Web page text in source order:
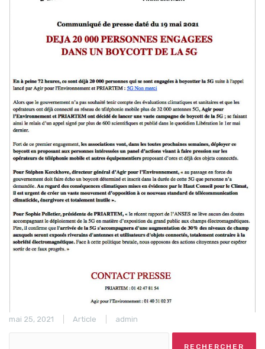
mai 25, 2021 Article admin